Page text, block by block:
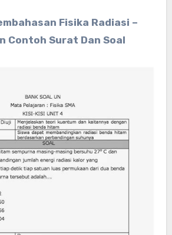
Fisika Radiasi –
Contoh Surat Dan Soal